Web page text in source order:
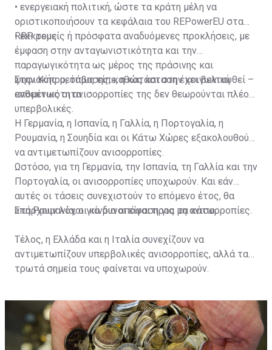
• ενεργειακή πολιτική, ώστε τα κράτη μέλη να
οριστικοποιήσουν τα κεφάλαια του REPowerEU στα
RRP τους
• εκκρεμείς ή πρόσφατα αναδυόμενες προκλήσεις, με
έμφαση στην ανταγωνιστικότητα και την
παραγωγικότητα ως μέρος της πράσινης και
ψηφιακής μετάβασης, καθώς και στην κοινωνική
ανθεκτικότητα.
Στην Κύπρο, όπως είπε, η κατάσταση έχει βελτιωθεί –
επομένως οι ανισορροπίες της δεν θεωρούνται πλέον
υπερβολικές.
Η Γερμανία, η Ισπανία, η Γαλλία, η Πορτογαλία, η
Ρουμανία, η Σουηδία και οι Κάτω Χώρες εξακολουθούν
να αντιμετωπίζουν ανισορροπίες.
Ωστόσο, για τη Γερμανία, την Ισπανία, τη Γαλλία και την
Πορτογαλία, οι ανισορροπίες υποχωρούν. Και εάν
αυτές οι τάσεις συνεχιστούν το επόμενο έτος, θα
υπάρχουν λόγοι για μια απόφαση για μη ανισορροπίες.
Στη Ρουμανία, οι κίνδυνοι είναι προς τα κάτω.
Τέλος, η Ελλάδα και η Ιταλία συνεχίζουν να
αντιμετωπίζουν υπερβολικές ανισορροπίες, αλλά τα
τρωτά σημεία τους φαίνεται να υποχωρούν.